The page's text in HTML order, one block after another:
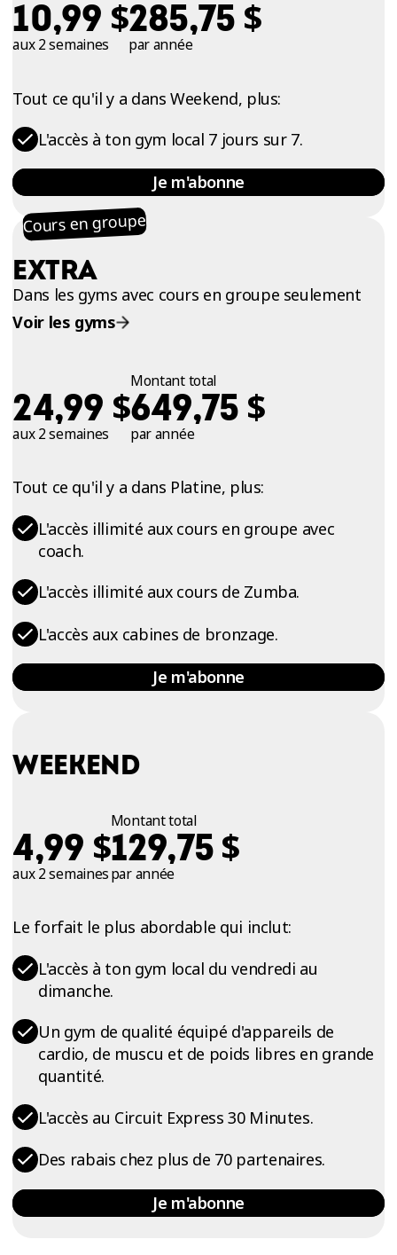
WEEKEND
4,99 $
aux 2 semaines
Montant total
129,75 $
par année
Le forfait le plus abordable qui inclut:
L'accès à ton gym local du vendredi au
dimanche.
Un gym de qualité équipé d'appareils de
cardio, de muscu et de poids libres en grande
quantité.
L'accès au Circuit Express 30 Minutes.
Des rabais chez plus de 70 partenaires.
Je m'abonne
10,99 $
aux 2 semaines
285,75 $
par année
Tout ce qu'il y a dans Weekend, plus:
L'accès à ton gym local 7 jours sur 7.
Je m'abonne
Cours en groupe
EXTRA
Dans les gyms avec cours en groupe seulement
Voir les gyms
24,99 $
aux 2 semaines
Montant total
649,75 $
par année
Tout ce qu'il y a dans Platine, plus:
L'accès illimité aux cours en groupe avec
coach.
L'accès illimité aux cours de Zumba.
L'accès aux cabines de bronzage.
Je m'abonne